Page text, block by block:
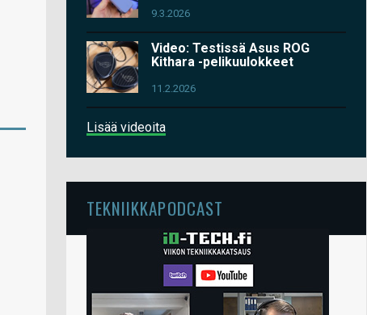
9.3.2026
Video: Testissä Asus ROG
Kithara -pelikuulokkeet
11.2.2026
Lisää videoita
TEKNIIKKAPODCAST